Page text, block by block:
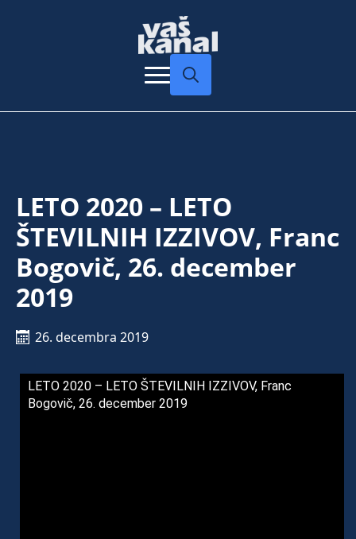
LETO 2020 – LETO
ŠTEVILNIH IZZIVOV, Franc
Bogovič, 26. december
2019
26. decembra 2019
LETO 2020 – LETO ŠTEVILNIH IZZIVOV, Franc
Bogovič, 26. december 2019